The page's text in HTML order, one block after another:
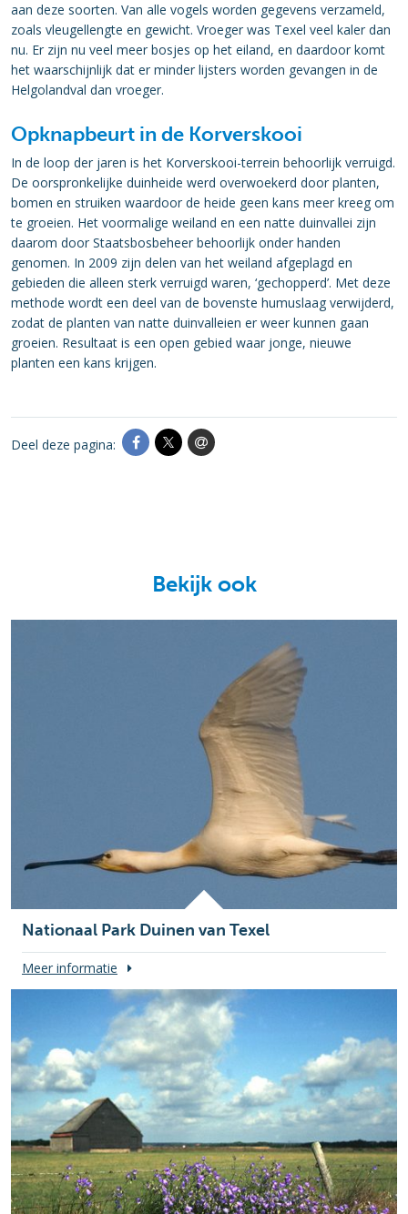
aan deze soorten. Van alle vogels worden gegevens verzameld,
zoals vleugellengte en gewicht. Vroeger was Texel veel kaler dan
nu. Er zijn nu veel meer bosjes op het eiland, en daardoor komt
het waarschijnlijk dat er minder lijsters worden gevangen in de
Helgolandval dan vroeger.
Opknapbeurt in de Korverskooi
In de loop der jaren is het Korverskooi-terrein behoorlijk verruigd.
De oorspronkelijke duinheide werd overwoekerd door planten,
bomen en struiken waardoor de heide geen kans meer kreeg om
te groeien. Het voormalige weiland en een natte duinvallei zijn
daarom door Staatsbosbeheer behoorlijk onder handen
genomen. In 2009 zijn delen van het weiland afgeplagd en
gebieden die alleen sterk verruigd waren, ‘gechopperd’. Met deze
methode wordt een deel van de bovenste humuslaag verwijderd,
zodat de planten van natte duinvalleien er weer kunnen gaan
groeien. Resultaat is een open gebied waar jonge, nieuwe
planten een kans krijgen.
Deel deze pagina:
Bekijk ook
Nationaal Park Duinen van Texel
Meer informatie